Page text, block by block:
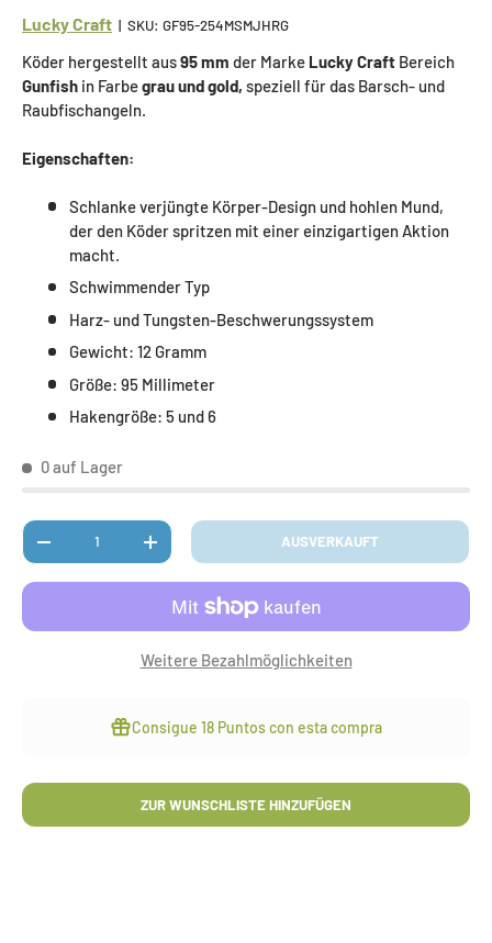
Lucky Craft | SKU: GF95-254MSMJHRG
Köder hergestellt aus95 mm der Marke Lucky Craft Bereich
Gunfish in Farbegrau und gold, speziell für das Barsch- und
Raubfischangeln.
Eigenschaften:
Schlanke verjüngte Körper-Design und hohlen Mund,
der den Köder spritzen mit einer einzigartigen Aktion
macht.
Schwimmender Typ
Harz- und Tungsten-Beschwerungssystem
Gewicht: 12 Gramm
Größe: 95 Millimeter
Hakengröße: 5 und 6
0 auf Lager
Anzahl
MENGE VERRINGERNMENGE ERHÖHEN AUSVERKAUFT
Weitere Bezahlmöglichkeiten
Consigue 18 Puntoscon esta compra
ZUR WUNSCHLISTE HINZUFÜGEN